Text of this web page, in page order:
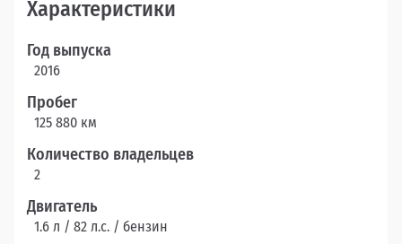
Характеристики
Год выпуска
2016
Пробег
125 880 км
Количество владельцев
2
Двигатель
1.6 л / 82 л.c. / бензин